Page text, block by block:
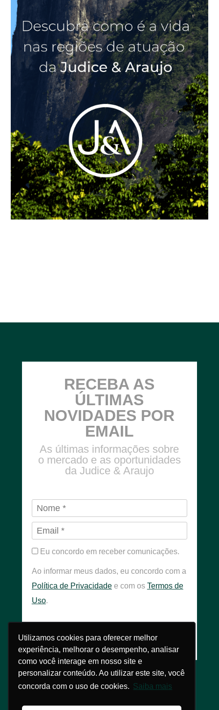
Utilizamos cookies para oferecer melhor
experiência, melhorar o desempenho, analisar
como você interage em nosso site e
personalizar conteúdo. Ao utilizar este site, você
concorda com o uso de cookies. Saiba mais
Utilizamos cookies para oferecer melhor
experiência, melhorar o desempenho, analisar
como você interage em nosso site e
personalizar conteúdo. Ao utilizar este site, você
concorda com o uso de cookies. Saiba mais
RECEBA AS
ÚLTIMAS
NOVIDADES POR
EMAIL
As últimas informações sobre
o mercado e as oportunidades
da Judice & Araujo
Eu concordo em receber comunicações.
Ao informar meus dados, eu concordo com a
Política de Privacidadee com os Termos de
Uso.
INSCREVER